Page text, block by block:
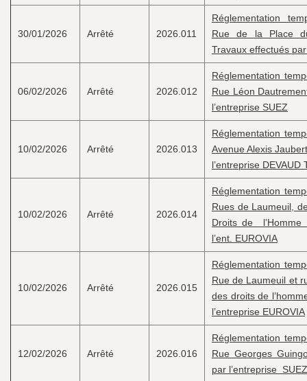
30/01/2026 Arrêté 2026.011
Réglementation
Rue de la Place
Travaux effectués
06/02/2026 Arrêté 2026.012
Réglementation
Rue Léon
l’entreprise SUEZ
10/02/2026 Arrêté 2026.013
Réglementation
Avenue Alexis
l’entreprise DEVAUD
10/02/2026 Arrêté 2026.014
Réglementation
Rues de Laumeuil,
Droits de l’Homme
l’ent. EUROVIA
10/02/2026 Arrêté 2026.015
Réglementation
Rue de Laumeuil et
des droits de
l’entreprise EUROVIA
12/02/2026 Arrêté 2026.016
Réglementation
Rue Georges
par l’entreprise